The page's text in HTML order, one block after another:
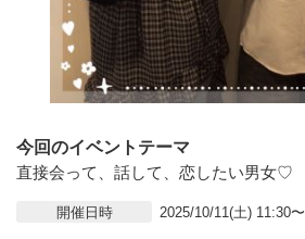
今回のイベントテーマ
直接会って、話して、恋したい男女♡
開催日時 2025/10/11(土) 11:30〜